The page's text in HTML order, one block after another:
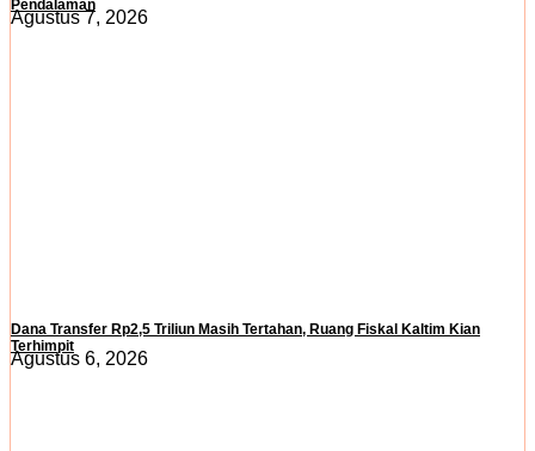
Pendalaman
Agustus 7, 2026
Dana Transfer Rp2,5 Triliun Masih Tertahan, Ruang Fiskal Kaltim Kian
Terhimpit
Agustus 6, 2026